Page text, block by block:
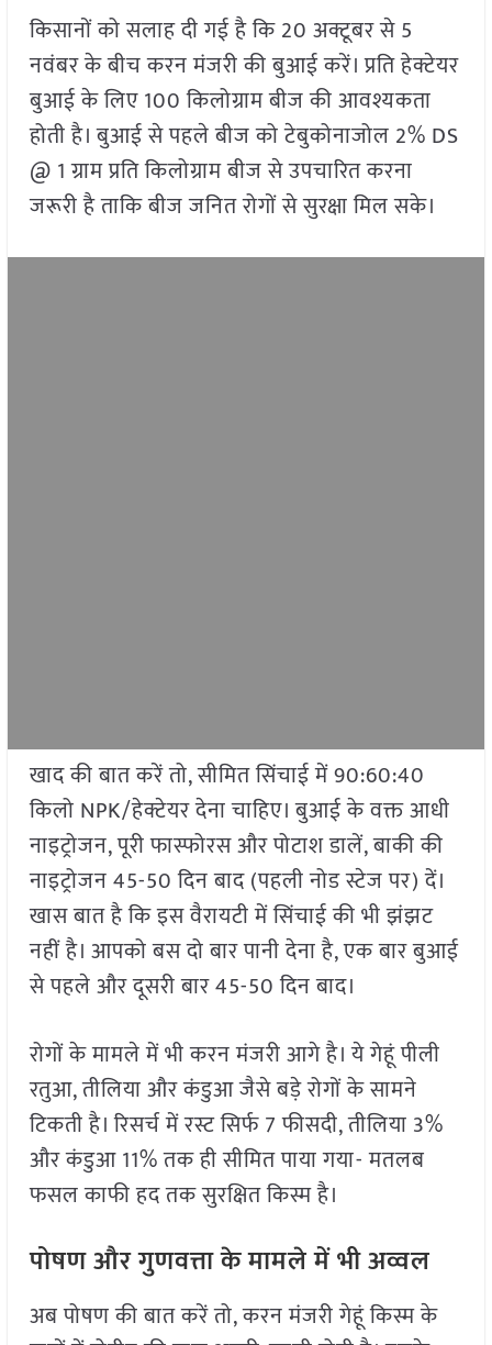
किसानों को सलाह दी गई है कि 20 अक्टूबर से 5
नवंबर के बीच करन मंजरी की बुआई करें। प्रति हेक्टेयर
बुआई के लिए 100 किलोग्राम बीज की आवश्यकता
होती है। बुआई से पहले बीज को टेबुकोनाजोल 2% DS
@ 1 ग्राम प्रति किलोग्राम बीज से उपचारित करना
जरूरी है ताकि बीज जनित रोगों से सुरक्षा मिल सके।
खाद की बात करें तो, सीमित सिंचाई में 90:60:40
किलो NPK/हेक्टेयर देना चाहिए। बुआई के वक्त आधी
नाइट्रोजन, पूरी फास्फोरस और पोटाश डालें, बाकी की
नाइट्रोजन 45-50 दिन बाद (पहली नोड स्टेज पर) दें।
खास बात है कि इस वैरायटी में सिंचाई की भी झंझट
नहीं है। आपको बस दो बार पानी देना है, एक बार बुआई
से पहले और दूसरी बार 45-50 दिन बाद।
रोगों के मामले में भी करन मंजरी आगे है। ये गेहूं पीली
रतुआ, तीलिया और कंडुआ जैसे बड़े रोगों के सामने
टिकती है। रिसर्च में रस्ट सिर्फ 7 फीसदी, तीलिया 3%
और कंडुआ 11% तक ही सीमित पाया गया- मतलब
फसल काफी हद तक सुरक्षित किस्म है।
पोषण और गुणवत्ता के मामले में भी अव्वल
अब पोषण की बात करें तो, करन मंजरी गेहूं किस्म के